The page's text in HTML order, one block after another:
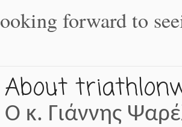
forward to
About
Ο κ. Γιάννης